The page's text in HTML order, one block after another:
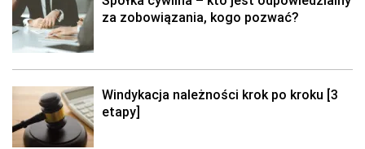
za zobowiązania, kogo pozwać?
Windykacja należności krok po kroku [3
etapy]